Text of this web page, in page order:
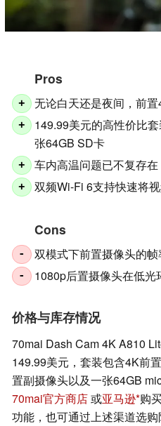
Pros
+ 无论白天还是夜间，前
+
149.99美元的高性价比
张64GB SD卡
+ 车内高温问题已不复存在
+ 双频Wi-Fi 6支持快速将
Cons
- 双模式下前置摄像头的
- 1080p后置摄像头在低光
价格与库存情况
70mai Dash Cam 4K A810
149.99美元，套装包含4K前
置副摄像头以及一张64GB
70mai官方商店或亚马逊 购
功能，也可通过上述渠道选